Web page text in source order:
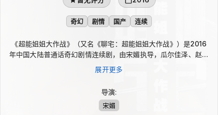
奇幻 剧情 国产 连续
《超能姐姐大作战》（又名《聊宅：超能姐姐大作战》）是2016
年中国大陆普通话奇幻剧情连续剧，由宋媚执导，瓜尔佳泽、赵奕
欢主演。剧集以魔幻色彩和都市人物设定为特色，瓜尔佳泽饰演超
现代宅男“腌翅侠”，赵奕欢饰演九而，在带有超能元素的叙事中展
展开更多
导演:
宋媚